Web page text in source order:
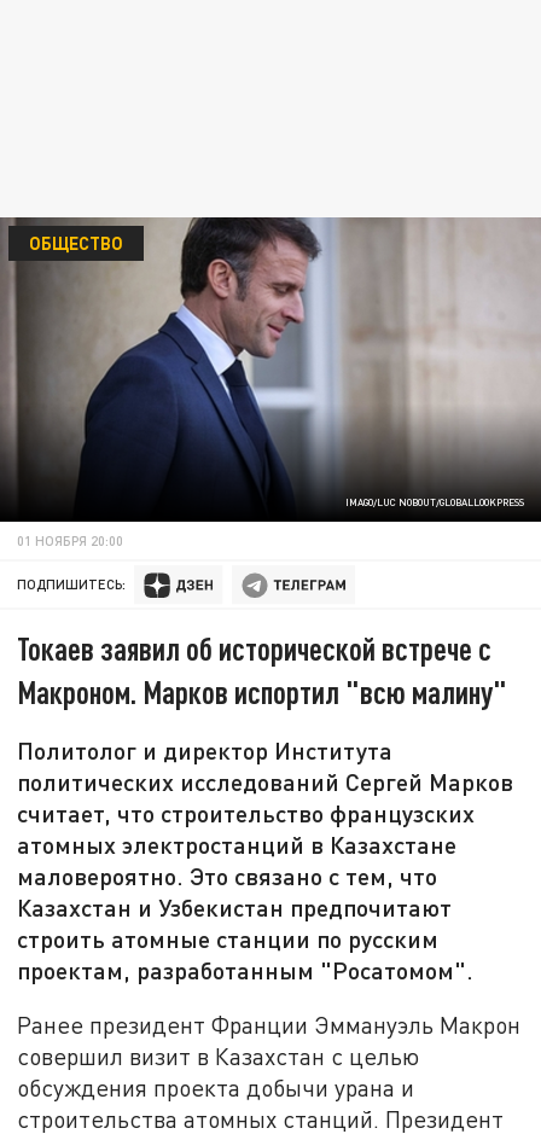
IMAGO/LUC NOBOUT/GLOBALLOOKPRESS
ОБЩЕСТВО
01 НОЯБРЯ 20:00
ПОДПИШИТЕСЬ:
Токаев заявил об исторической встрече с
Макроном. Марков испортил "всю малину"
Политолог и директор Института
политических исследований Сергей Марков
считает, что строительство французских
атомных электростанций в Казахстане
маловероятно. Это связано с тем, что
Казахстан и Узбекистан предпочитают
строить атомные станции по русским
проектам, разработанным "Росатомом".
Ранее президент Франции Эммануэль Макрон
совершил визит в Казахстан с целью
обсуждения проекта добычи урана и
строительства атомных станций. Президент